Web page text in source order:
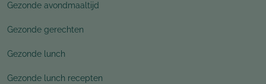
Gezonde avondmaaltijd
Gezonde gerechten
Gezonde lunch
Gezonde lunch recepten